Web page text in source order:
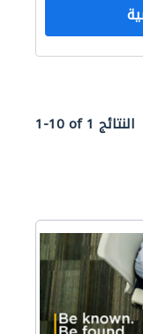
1-10 of 1 النتائج